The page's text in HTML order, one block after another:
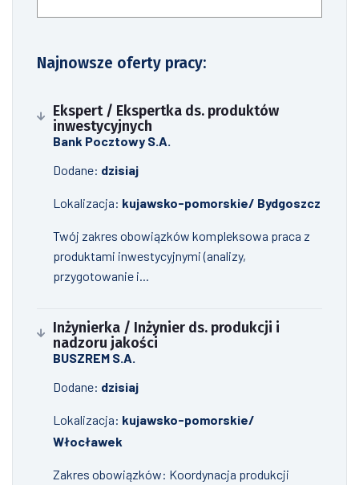
Najnowsze oferty pracy:
Ekspert / Ekspertka ds. produktów
inwestycyjnych
Bank Pocztowy S.A.
Dodane: dzisiaj
Lokalizacja: kujawsko-pomorskie/ Bydgoszcz
Twój zakres obowiązków kompleksowa praca z
produktami inwestycyjnymi (analizy,
przygotowanie i...
Inżynierka / Inżynier ds. produkcji i
nadzoru jakości
BUSZREM S.A.
Dodane: dzisiaj
Lokalizacja: kujawsko-pomorskie/
Włocławek
Zakres obowiązków: Koordynacja produkcji